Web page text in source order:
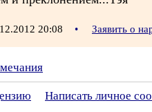
20:08 • Заявить о
Написать личное